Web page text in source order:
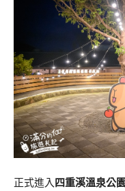
正式進入 四重溪溫泉公